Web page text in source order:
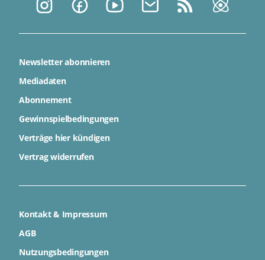
Newsletter abonnieren
Mediadaten
Abonnement
Gewinnspielbedingungen
Verträge hier kündigen
Vertrag widerrufen
Kontakt & Impressum
AGB
Nutzungsbedingungen